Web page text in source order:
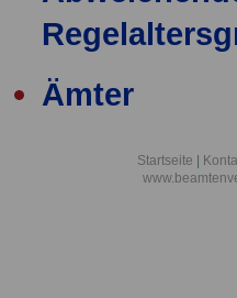
Ämter
Startseite